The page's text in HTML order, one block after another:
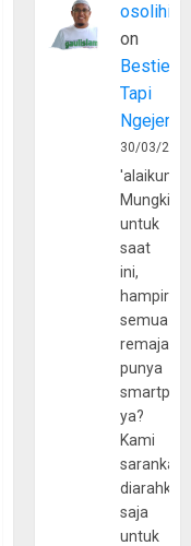
osolihin
on
Bestie
Tapi
30/03/
Mungkin
untuk
saat
ini,
hampir
semua
remaja
punya
ya?
Kami
sarankan,
diarahkan
saja
untuk